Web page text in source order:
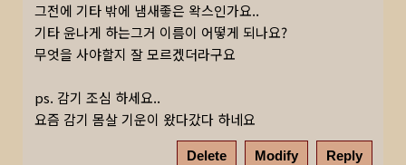
그전에 기타 밖에 냄새좋은 왁스인가요..
기타 윤나게 하는그거 이름이 어떻게 되나요?
무엇을 사야할지 잘 모르겠더라구요
ps. 감기 조심 하세요..
요즘 감기 몸살 기운이 왔다갔다 하네요
Delete Modify Reply